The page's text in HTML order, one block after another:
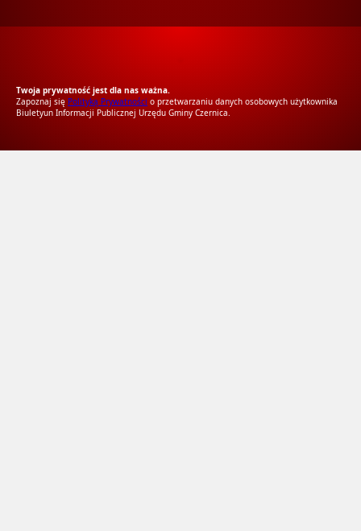
Twoja prywatność jest dla nas ważna.
Zapoznaj się Polityką Prywatności o przetwarzaniu danych osobowych użytkownika
Biuletyun Informacji Publicznej Urzędu Gminy Czernica.